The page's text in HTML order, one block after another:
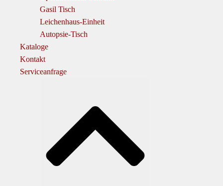
Gasil Tisch
Leichenhaus-Einheit
Autopsie-Tisch
Kataloge
Kontakt
Serviceanfrage